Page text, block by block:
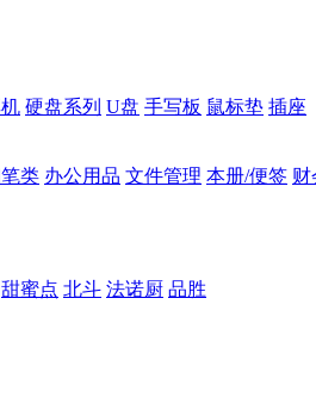
硬盘系列 U盘 手写板 鼠标垫 插座
类 办公用品 文件管理 本册/便签 财
甜蜜点 北斗 法诺厨 品胜